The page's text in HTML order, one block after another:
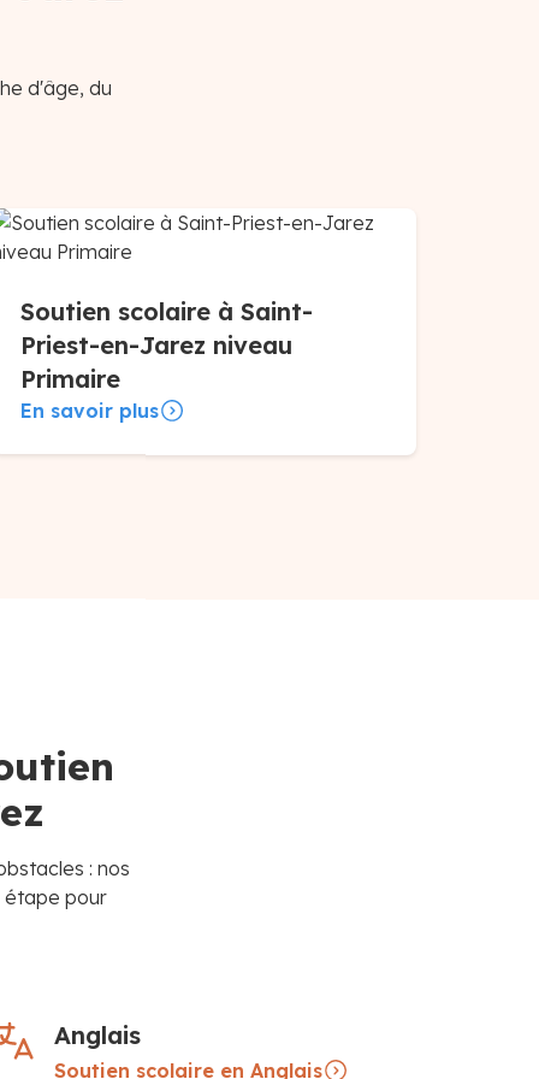
d'âge, du
Soutien scolaire à Saint-
Priest-en-Jarez niveau
Primaire
En savoir plus
: nos
étape pour
Anglais
Soutien scolaire en Anglais